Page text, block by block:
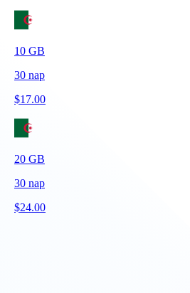
10 GB
30 nap
$17.00
20 GB
30 nap
$24.00